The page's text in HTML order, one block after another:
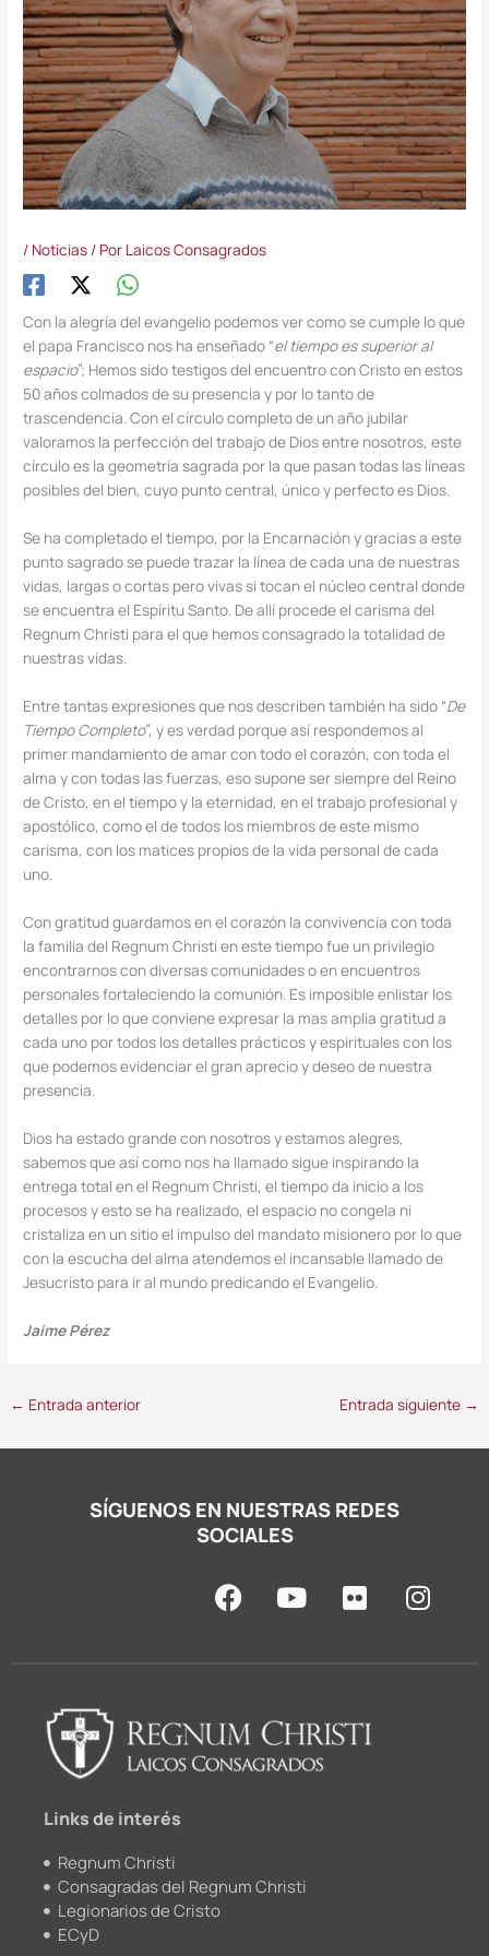
/ Noticias / Por Laicos Consagrados
Con la alegría del evangelio podemos ver como se cumple lo que
el papa Francisco nos ha enseñado “el tiempo es superior al
espacio”; Hemos sido testigos del encuentro con Cristo en estos
50 años colmados de su presencia y por lo tanto de
trascendencia. Con el círculo completo de un año jubilar
valoramos la perfección del trabajo de Dios entre nosotros, este
círculo es la geometría sagrada por la que pasan todas las líneas
posibles del bien, cuyo punto central, único y perfecto es Dios.
Se ha completado el tiempo, por la Encarnación y gracias a este
punto sagrado se puede trazar la línea de cada una de nuestras
vidas, largas o cortas pero vivas si tocan el núcleo central donde
se encuentra el Espíritu Santo. De allí procede el carisma del
Regnum Christi para el que hemos consagrado la totalidad de
nuestras vidas.
Entre tantas expresiones que nos describen también ha sido “De
Tiempo Completo”, y es verdad porque así respondemos al
primer mandamiento de amar con todo el corazón, con toda el
alma y con todas las fuerzas, eso supone ser siempre del Reino
de Cristo, en el tiempo y la eternidad, en el trabajo profesional y
apostólico, como el de todos los miembros de este mismo
carisma, con los matices propios de la vida personal de cada
uno.
Con gratitud guardamos en el corazón la convivencia con toda
la familia del Regnum Christi en este tiempo fue un privilegio
encontrarnos con diversas comunidades o en encuentros
personales fortaleciendo la comunión. Es imposible enlistar los
detalles por lo que conviene expresar la mas amplia gratitud a
cada uno por todos los detalles prácticos y espirituales con los
que podemos evidenciar el gran aprecio y deseo de nuestra
presencia.
Dios ha estado grande con nosotros y estamos alegres,
sabemos que así como nos ha llamado sigue inspirando la
entrega total en el Regnum Christi, el tiempo da inicio a los
procesos y esto se ha realizado, el espacio no congela ni
cristaliza en un sitio el impulso del mandato misionero por lo que
con la escucha del alma atendemos el incansable llamado de
Jesucristo para ir al mundo predicando el Evangelio.
Jaime Pérez
← Entrada anterior Entrada siguiente →
SÍGUENOS EN NUESTRAS REDES
SOCIALES
F
a
o
o
k
Y
o
b
e
F
l
r
I
n
Links de interés
Regnum Christi
Consagradas del Regnum Christi
Legionarios de Cristo
ECyD